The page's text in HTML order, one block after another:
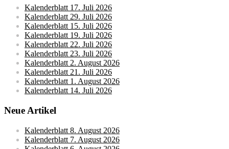
Kalenderblatt 17. Juli 2026
Kalenderblatt 29. Juli 2026
Kalenderblatt 15. Juli 2026
Kalenderblatt 19. Juli 2026
Kalenderblatt 22. Juli 2026
Kalenderblatt 23. Juli 2026
Kalenderblatt 2. August 2026
Kalenderblatt 21. Juli 2026
Kalenderblatt 1. August 2026
Kalenderblatt 14. Juli 2026
Neue Artikel
Kalenderblatt 8. August 2026
Kalenderblatt 7. August 2026